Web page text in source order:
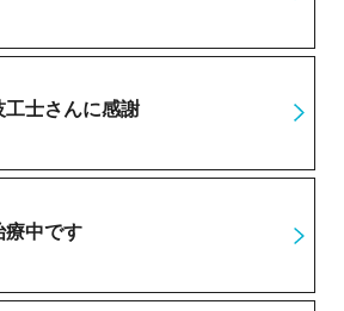
士さんに感謝
療中です